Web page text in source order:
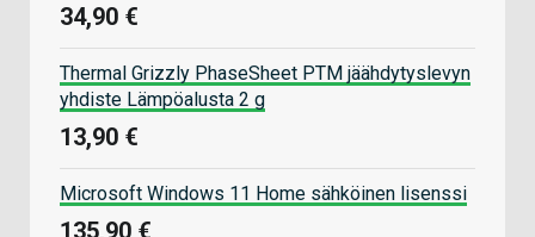
34,90 €
Thermal Grizzly PhaseSheet PTM jäähdytyslevyn
yhdiste Lämpöalusta 2 g
13,90 €
Microsoft Windows 11 Home sähköinen lisenssi
135,90 €